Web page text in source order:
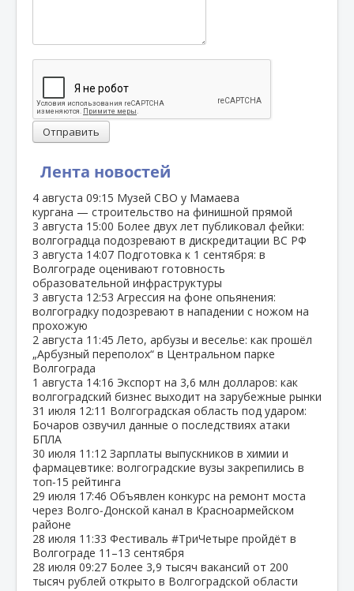
Лента новостей
4 августа 09:15 Музей СВО у Мамаева
кургана — строительство на финишной прямой
3 августа 15:00 Более двух лет публиковал фейки:
волгоградца подозревают в дискредитации ВС РФ
3 августа 14:07 Подготовка к 1 сентября: в
Волгограде оценивают готовность
образовательной инфраструктуры
3 августа 12:53 Агрессия на фоне опьянения:
волгоградку подозревают в нападении с ножом на
прохожую
2 августа 11:45 Лето, арбузы и веселье: как прошёл
„Арбузный переполох“ в Центральном парке
Волгограда
1 августа 14:16 Экспорт на 3,6 млн долларов: как
волгоградский бизнес выходит на зарубежные рынки
31 июля 12:11 Волгоградская область под ударом:
Бочаров озвучил данные о последствиях атаки
БПЛА
30 июля 11:12 Зарплаты выпускников в химии и
фармацевтике: волгоградские вузы закрепились в
топ‑15 рейтинга
29 июля 17:46 Объявлен конкурс на ремонт моста
через Волго‑Донской канал в Красноармейском
районе
28 июля 11:33 Фестиваль #ТриЧетыре пройдёт в
Волгограде 11–13 сентября
28 июля 09:27 Более 3,9 тысяч вакансий от 200
тысяч рублей открыто в Волгоградской области
Отправить